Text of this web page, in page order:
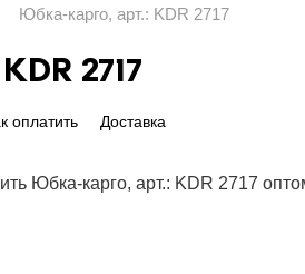
Юбка-карго, арт.: KDR 2717
2717
оплатить Доставка